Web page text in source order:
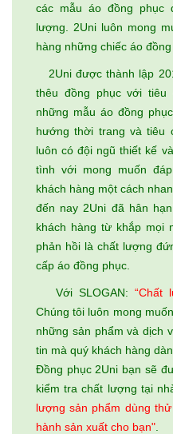
các mẫu áo đồng phục
lượng. 2Uni luôn mong
hàng những chiếc áo
2Uni được thành lập
thêu đồng phục với
những mẫu áo đồng
hướng thời trang và tiêu
luôn có đội ngũ thiết kế
tình với mong muốn
khách hàng một cách
đến nay 2Uni đã hân
khách hàng từ khắp mọi
phản hồi là chất lượng
cấp áo đồng phục.
Với SLOGAN: “Chất
Chúng tôi luôn mong
những sản phẩm và dịch
tin mà quý khách hàng
Đồng phục 2Uni bạn sẽ
kiểm tra chất lượng tại
lượng sản phẩm dùng
hành sản xuất cho bạn"